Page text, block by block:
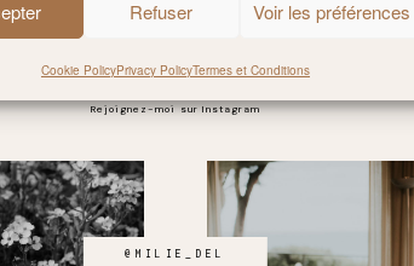
Refuser Voir les préférences
Cookie PolicyPrivacy PolicyTermes et Conditions
Rejoignez-moi sur Instagram
@MILIE_DEL